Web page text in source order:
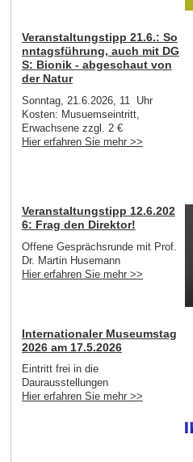
Veranstaltungstipp 21.6.: So
nntagsführung, auch mit DG
S: Bionik - abgeschaut von
der Natur
Sonntag, 21.6.2026, 11 Uhr
Kosten: Musuemseintritt,
Erwachsene zzgl. 2 €
Hier erfahren Sie mehr >>
Veranstaltungstipp 12.6.202
6: Frag den Direktor!
Offene Gesprächsrunde mit Prof.
Dr. Martin Husemann
Hier erfahren Sie mehr >>
Internationaler Museumstag
2026 am 17.5.2026
Eintritt frei in die
Daurausstellungen
Hier erfahren Sie mehr >>